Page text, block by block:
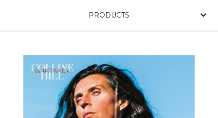
PRODUCTS